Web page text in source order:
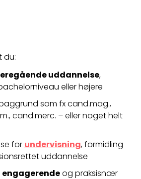
du:
uddannelse,
eller højere
som fx cand.mag.,
cand.merc. – eller noget helt
for undervisning, formidling
uddannelse
engagerendeog praksisnær